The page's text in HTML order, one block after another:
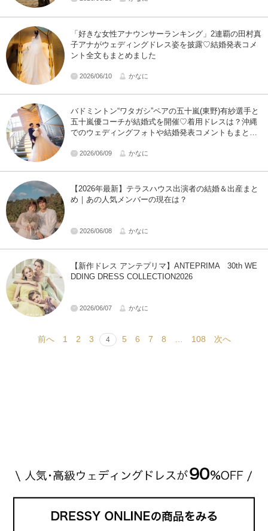
「好きな女性アナウンサーランキング」2連覇の田村真
子アナがウェディングドレス姿を披露♡結婚発表コメ
ント全文もまとめました
2026/06/10 かなに
バドミントン“ワタガシ”ペアの五十嵐(東野)有紗選手と
五十嵐優コーチが結婚式を開催♡着用ドレスは？沖縄
でのウェディングフォトや結婚発表コメントもまとめ
2026/06/09 かなに
【2026年最新】テラスハウス出演者の結婚＆出産まと
め｜あの人気メンバーの現在は？
2026/06/08 かなに
【新作ドレス アンテプリマ】ANTEPRIMA 30th WE
DDING DRESS COLLECTION2026
2026/06/07 かなに
前へ 1 2 3 4 5 6 7 8 … 108 次へ